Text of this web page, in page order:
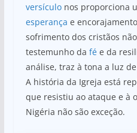
versículonos proporciona
esperança e
sofrimento dos cristãos
testemunho da fée da
análise, traz à tona a luz
A história da Igreja está
que resistiu ao ataque e à
Nigéria não são exceção.